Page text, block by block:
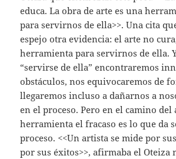
educa. La obra de arte es una
para servirnos de ella>>. Una cita
espejo otra evidencia: el arte no
herramienta para servirnos de ella.
“servirse de ella” encontraremos
obstáculos, nos equivocaremos de
llegaremos incluso a dañarnos a
en el proceso. Pero en el camino del
herramienta el fracaso es lo que da
proceso. <<Un artista se mide por
por sus éxitos>>, afirmaba el Oteiza